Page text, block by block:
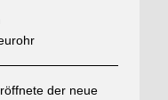
der neue